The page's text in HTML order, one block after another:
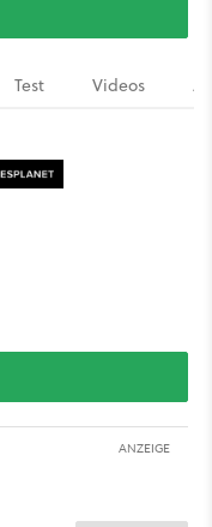
Test Videos
ANZEIGE